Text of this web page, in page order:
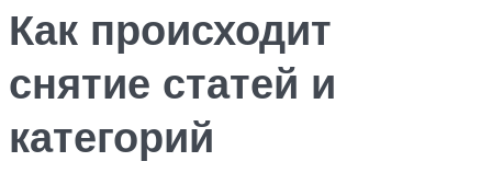
Как происходит
снятие статей и
категорий